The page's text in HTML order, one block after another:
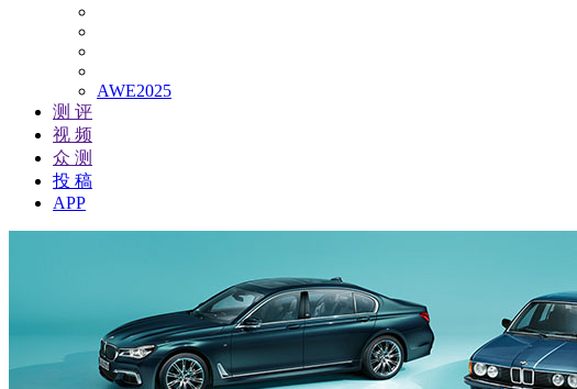
AWE2025
测 评
视 频
众 测
投 稿
APP